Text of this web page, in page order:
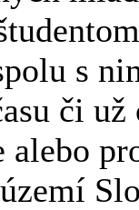
s
či už
alebo